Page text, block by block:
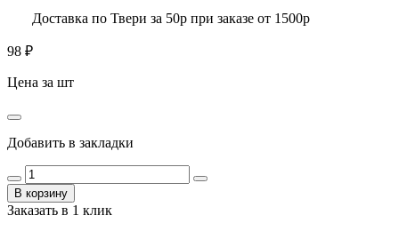
Доставка по Твери за 50р при заказе от 1500р
98 ₽
Цена за шт
Добавить в закладки
В корзину
Заказать в 1 клик